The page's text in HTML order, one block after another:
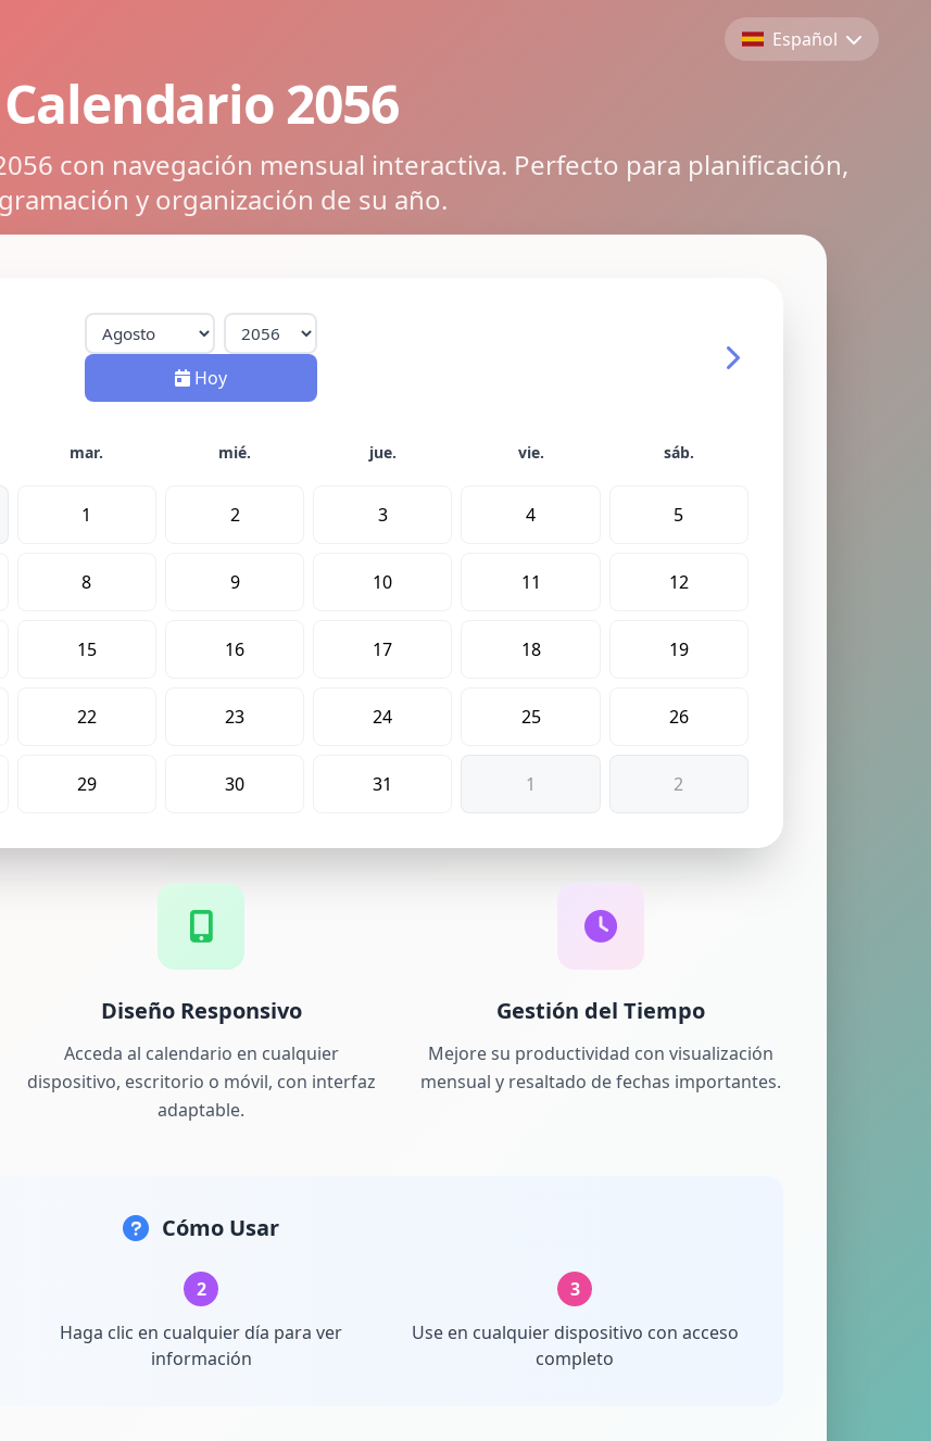
Español
Calendario 2056
con navegación mensual interactiva. Perfecto para planificación,
y organización de su año.
Hoy
1 2 3 4 5
8 9 10 11 12
15 16 17 18 19
22 23 24 25 26
29 30 31 1 2
Diseño Responsivo
Acceda al calendario en cualquier
dispositivo, escritorio o móvil, con interfaz
adaptable.
Gestión del Tiempo
Mejore su productividad con visualización
mensual y resaltado de fechas importantes.
Cómo Usar
2
Haga clic en cualquier día para ver
información
3
Use en cualquier dispositivo con acceso
completo